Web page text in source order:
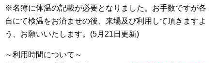
※名簿に体温の記載が必要となりました。お手数ですが各
自にて検温をお済ませの後、来場及び利用して頂きますよ
う、お願いいたします。(5月21日更新)
～利用時間について～